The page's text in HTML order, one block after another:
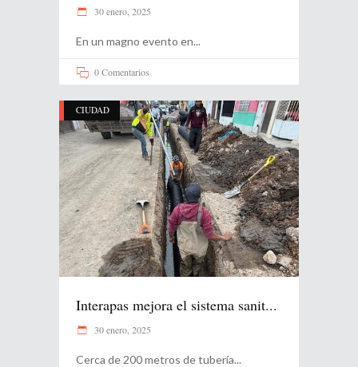
30 enero, 2025
En un magno evento en
0 Comentarios
CIUDAD
Interapas mejora el sistema sanit...
30 enero, 2025
Cerca de 200 metros de tubería